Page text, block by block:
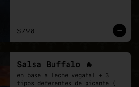
$790
Salsa Buffalo 🔥
en base a leche vegatal + 3
tipos deferentes de picante (